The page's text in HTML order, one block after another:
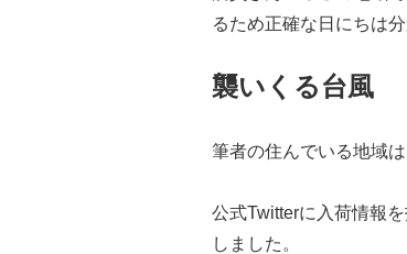
るため正確な日にちは分
襲いくる台風
筆者の住んでいる地域
公式Twitterに入荷情報
しました。